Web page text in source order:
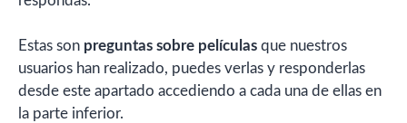
Estas son preguntas sobre películas que nuestros
usuarios han realizado, puedes verlas y responderlas
desde este apartado accediendo a cada una de ellas en
la parte inferior.